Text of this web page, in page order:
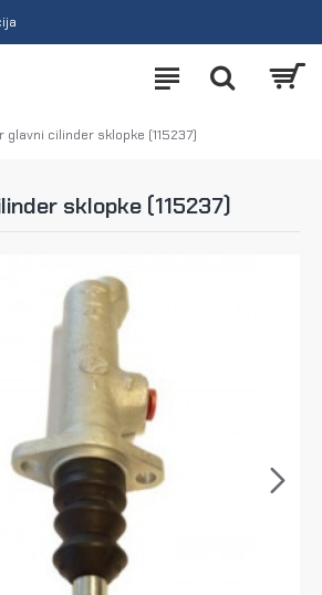
glavni cilinder sklopke (115237)
sklopke (115237)